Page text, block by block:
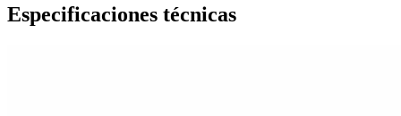
Especificaciones técnicas